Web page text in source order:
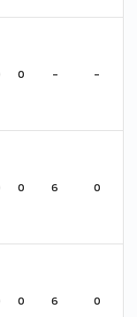
0 - -
0 6 0
0 6 0